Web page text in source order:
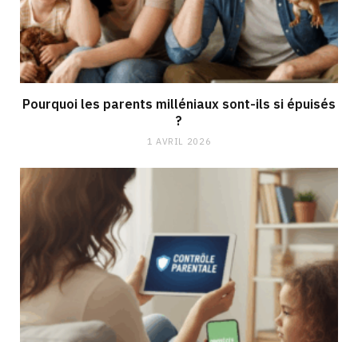
Pourquoi les parents milléniaux sont-ils si épuisés
?
1 AVRIL 2026